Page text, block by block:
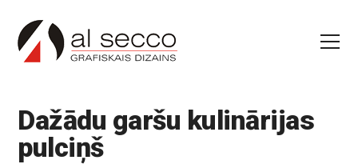
Dažādu garšu kulinārijas
pulciņš